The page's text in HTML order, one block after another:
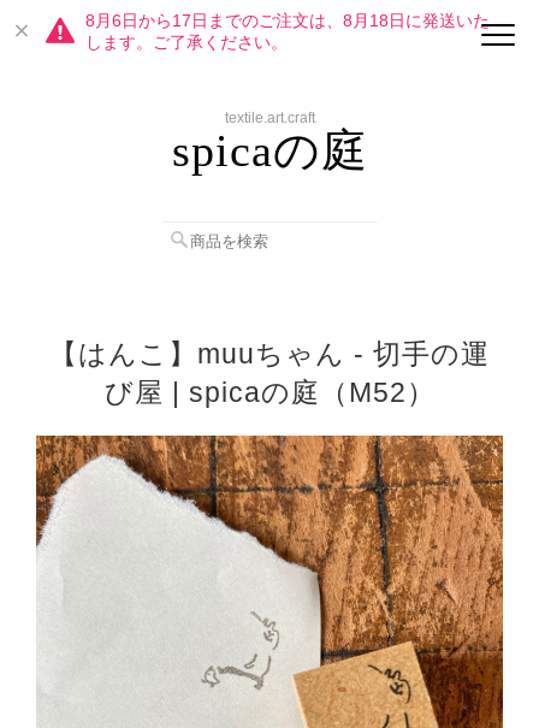
8月6日から17日までのご注文は、8月18日に発送いた
します。ご了承ください。
textile.art.craft
spicaの庭
【はんこ】muuちゃん - 切手の運
び屋 | spicaの庭（M52）